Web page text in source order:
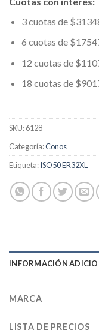
3 cuotas de
6 cuotas de
12 cuotas de
18 cuotas de
SKU:6128
Categoría:Conos
Etiqueta:ISO50 ER32XL
INFORMACIÓN
MARCA
LISTA DE PRECIOS